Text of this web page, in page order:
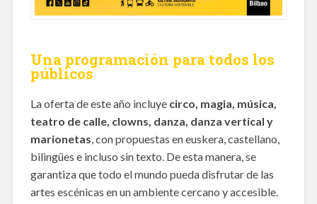
Una programación para todos los
públicos
La oferta de este año incluye circo, magia, música,
teatro de calle, clowns, danza, danza vertical y
marionetas , con propuestas en euskera, castellano,
bilingües e incluso sin texto. De esta manera, se
garantiza que todo el mundo pueda disfrutar de las
artes escénicas en un ambiente cercano y accesible.